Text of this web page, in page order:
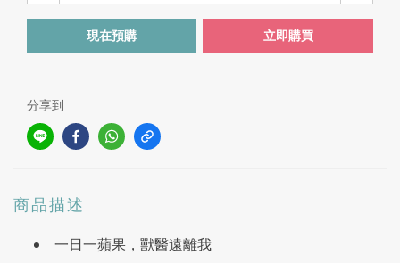
現在預購 立即購買
分享到
商品描述
一日一蘋果，獸醫遠離我